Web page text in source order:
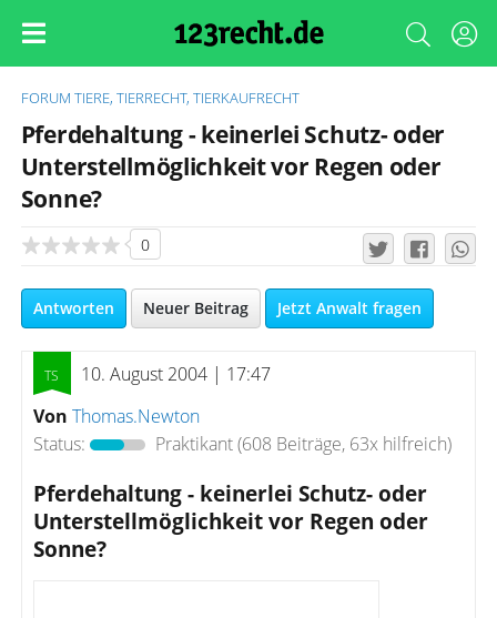
FORUM TIERE, TIERRECHT, TIERKAUFRECHT
Pferdehaltung - keinerlei Schutz- oder
Unterstellmöglichkeit vor Regen oder
Sonne?
0
Antworten Neuer Beitrag Jetzt Anwalt fragen
10. August 2004 | 17:47
Von Thomas.Newton
Status:
Praktikant(608 Beiträge, 63x hilfreich)
Pferdehaltung - keinerlei Schutz- oder
Unterstellmöglichkeit vor Regen oder
Sonne?